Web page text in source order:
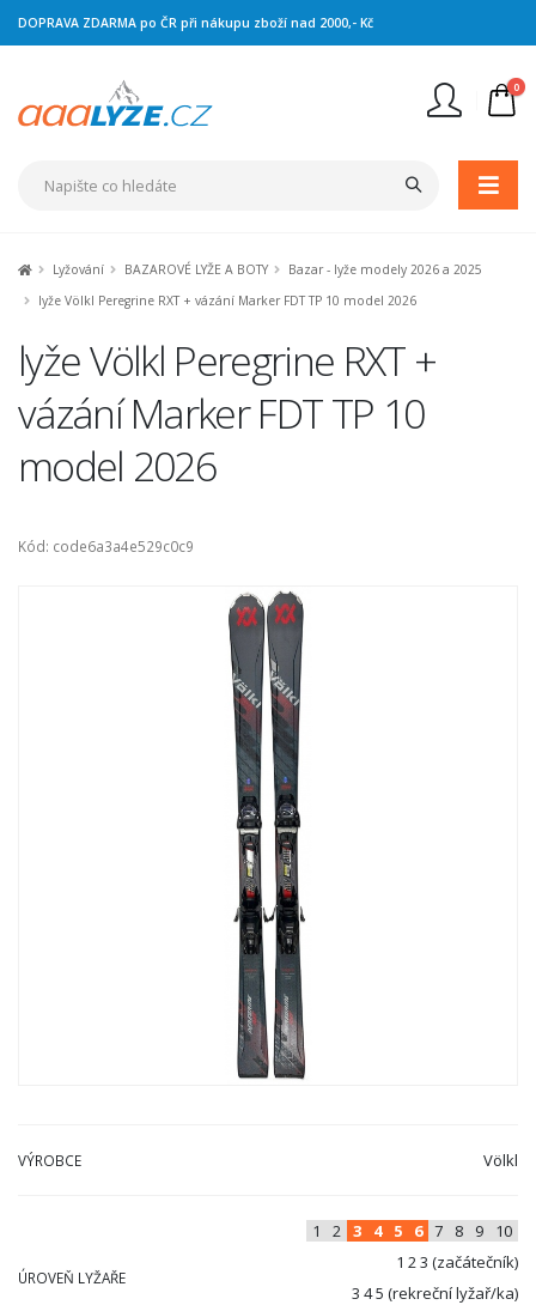
DOPRAVA ZDARMA po ČR při nákupu zboží nad 2000,- Kč
0
Lyžování BAZAROVÉ LYŽE A BOTY
Bazar - lyže modely 2026 a 2025
lyže Völkl Peregrine RXT + vázání Marker FDT TP 10 model 2026
lyže Völkl Peregrine RXT +
vázání Marker FDT TP 10
model 2026
Kód: code6a3a4e529c0c9
VÝROBCE Völkl
ÚROVEŇ LYŽAŘE
1 2 3 4 5 6 7 8 9
10
1 2 3 (začátečník)
3 4 5 (rekreční lyžař/ka)